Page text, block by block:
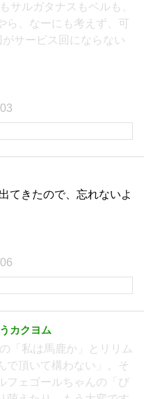
サルガタナスもベルも、
ら、なーにも考えず、可
サービス回にならない
てきたので、忘れないよ
カクヨム
「私は馬鹿か」とリリム
で頂いて構わない」。そ
フェゴールちゃんの「び